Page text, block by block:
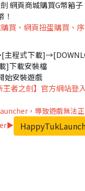
網頁商城購買G幣箱
買、網頁扭蛋購買、
主程式下載
]下載安裝檔
始安裝遊戲
者之劍】官方網站登
，導致遊戲無法正